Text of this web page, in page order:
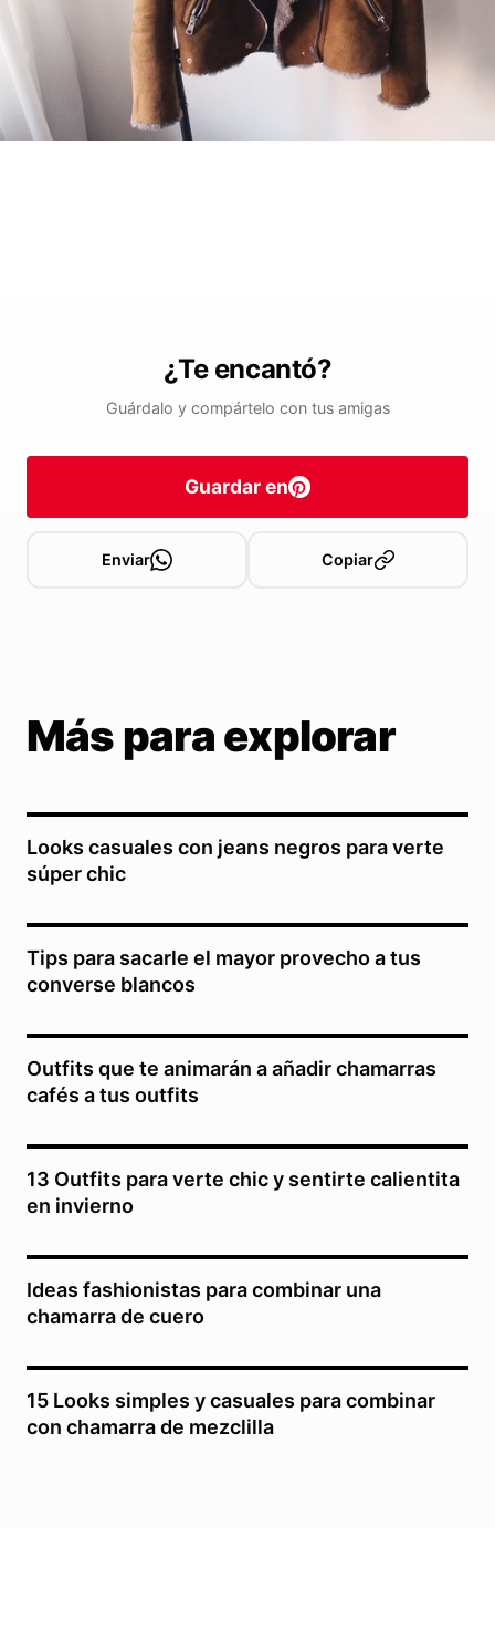
¿Te encantó?
Guárdalo y compártelo con tus amigas
Guardar en
Enviar Copiar
Más para explorar
Looks casuales con jeans negros para verte
súper chic
Tips para sacarle el mayor provecho a tus
converse blancos
Outfits que te animarán a añadir chamarras
cafés a tus outfits
13 Outfits para verte chic y sentirte calientita
en invierno
Ideas fashionistas para combinar una
chamarra de cuero
15 Looks simples y casuales para combinar
con chamarra de mezclilla